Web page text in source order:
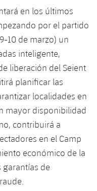
en los últimos
por el partido
10 de marzo) un
inteligente,
liberación del Seient
planificar las
localidades en
mayor disponibilidad
contribuirá a
en el Camp
económico de la
garantías de